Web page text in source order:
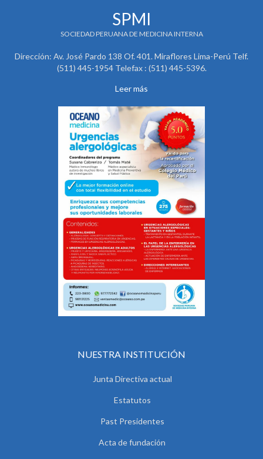
SPMI
SOCIEDAD PERUANA DE MEDICINA INTERNA
Dirección: Av. José Pardo 138 Of. 401. Miraflores Lima-Perú Telf.
(511) 445-1954 Telefax : (511) 445-5396.
Leer más
NUESTRA INSTITUCIÓN
Junta Directiva actual
Estatutos
Past Presidentes
Acta de fundación